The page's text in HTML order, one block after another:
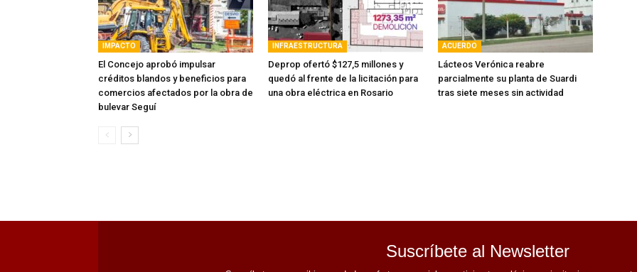
IMPACTO
El Concejo aprobó impulsar
créditos blandos y beneficios para
comercios afectados por la obra de
bulevar Seguí
INFRAESTRUCTURA
Deprop ofertó $127,5 millones y
quedó al frente de la licitación para
una obra eléctrica en Rosario
ACUERDO
Lácteos Verónica reabre
parcialmente su planta de Suardi
tras siete meses sin actividad
Suscríbete al Newsletter